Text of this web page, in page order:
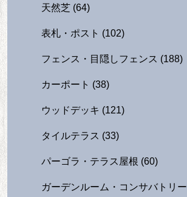
天然芝 (64)
表札・ポスト (102)
フェンス・目隠しフェンス (188)
カーポート (38)
ウッドデッキ (121)
タイルテラス (33)
パーゴラ・テラス屋根 (60)
ガーデンルーム・コンサバトリー